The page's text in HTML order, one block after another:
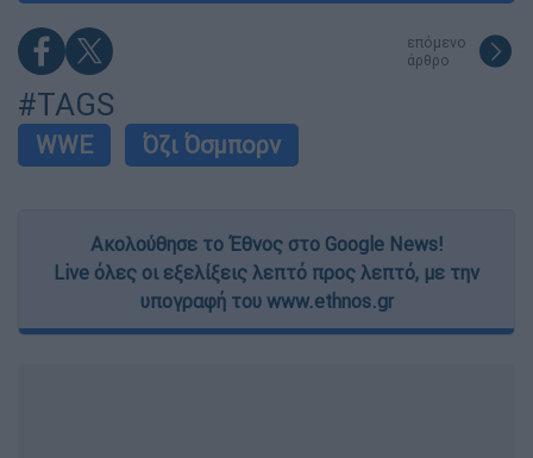
επόμενο
άρθρο
#TAGS
WWE Όζι Όσμπορν
Ακολούθησε το Έθνος στο Google News!
Live όλες οι εξελίξεις λεπτό προς λεπτό, με την
υπογραφή του www.ethnos.gr